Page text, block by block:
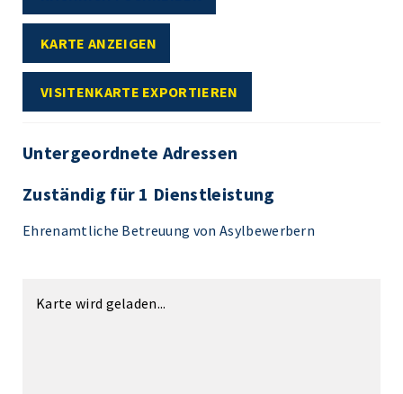
KARTE ANZEIGEN
VISITENKARTE EXPORTIEREN
Untergeordnete Adressen
Zuständig für 1 Dienstleistung
Ehrenamtliche Betreuung von Asylbewerbern
Karte wird geladen...